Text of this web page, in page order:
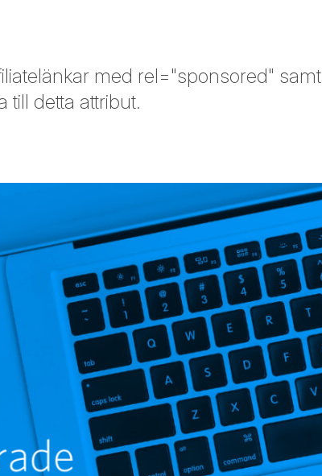
med rel="sponsored" samt
till detta attribut.